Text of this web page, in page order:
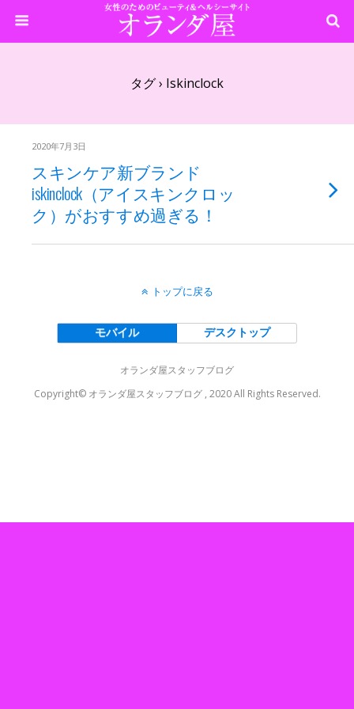
タグ › Iskinclock
2020年7月3日
スキンケア新ブランド
iskinclock（アイスキンクロッ
ク）がおすすめ過ぎる！
トップに戻る
モバイル デスクトップ
オランダ屋スタッフブログ
Copyright© オランダ屋スタッフブログ , 2020 All Rights Reserved.